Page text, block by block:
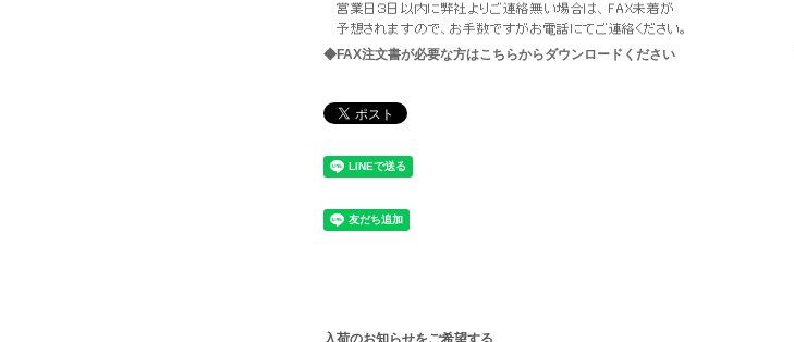
◆FAX注文書が必要な方はこちらからダウンロードください
入荷のお知らせをご希望する